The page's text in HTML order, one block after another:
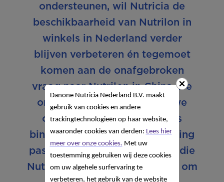
ondersteunen, wil Nutricia de
beschikbaarheid van Nutrilon in
winkels in Nederland verder
blijven verbeteren én tegemoet
komen aan de onafgebroken
vraag naar Nutrilon in China. De
ondersteuning van het nieuwe
online kanaal United Homes
binnen de My EU Shop omgeving
past in een serie maatregelen die
Nutricia zelf al heeft genomen om
Danone Nutricia Nederland B.V. maakt
gebruik van cookies en andere
trackingtechnologieën op haar website,
waaronder cookies van derden: Lees hier
meer over onze cookies. Met uw
toestemming gebruiken wij deze cookies
om uw algehele surfervaring te
verbeteren, het gebruik van de website